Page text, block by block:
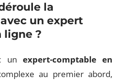
la
un expert
ligne ?
un expert-comptable en
au premier abord,